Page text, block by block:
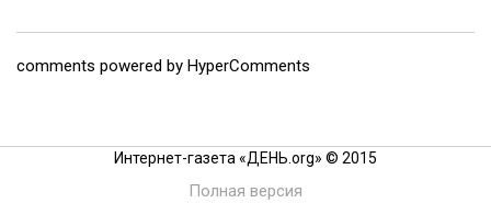
comments powered by HyperComments
Интернет-газета «ДЕНЬ.org» © 2015
Полная версия